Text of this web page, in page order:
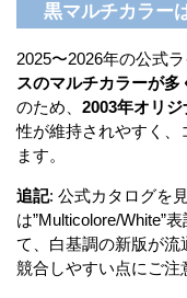
黒マルチカラー
2025〜2026年の公式
スのマルチカラーが多
のため、 2003年オリ
性が維持されやすく、
ます。
追記: 公式カタログを
は”Multicolore/White”
て、白基調の新版が流
競合しやすい点にご注